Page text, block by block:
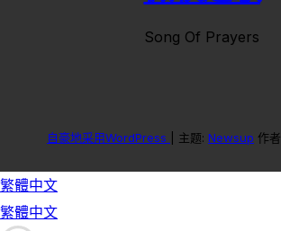
Song Of Prayers
自豪地采用WordPress 主题: Newsup 作者
繁體中文
繁體中文